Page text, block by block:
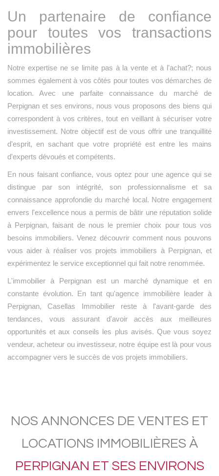
Un partenaire de confiance
pour toutes vos transactions
immobilières
Notre expertise ne se limite pas à la vente et à l'achat?; nous
sommes également à vos côtés pour toutes vos démarches de
location. Avec une parfaite connaissance du marché de
Perpignan et ses environs, nous vous proposons des biens qui
correspondent à vos critères, tout en veillant à sécuriser votre
investissement. Notre objectif est de vous offrir une tranquillité
d'esprit, en sachant que votre propriété est entre les mains
d'experts dévoués et compétents.
En nous faisant confiance, vous optez pour une agence qui se
distingue par son intégrité, son professionnalisme et sa
connaissance approfondie du marché local. Notre engagement
envers l'excellence nous a permis de bâtir une réputation solide
à Perpignan, faisant de nous le premier choix pour tous vos
besoins immobiliers. Venez découvrir comment nous pouvons
vous aider à réaliser vos projets immobiliers à Perpignan, et
expérimentez le service exceptionnel qui fait notre renommée.
L'immobilier à Perpignan est un marché dynamique et en
constante évolution. En tant qu'agence immobilière leader à
Perpignan, Casellas Immobilier reste à l'avant-garde des
tendances, vous assurant d'avoir accès aux meilleures
opportunités et aux conseils les plus avisés. Que vous soyez
vendeur, acheteur ou investisseur, notre équipe est là pour vous
accompagner vers le succès de vos projets immobiliers.
NOS ANNONCES DE VENTES ET
LOCATIONS IMMOBILIÈRES À
PERPIGNAN ET SES ENVIRONS